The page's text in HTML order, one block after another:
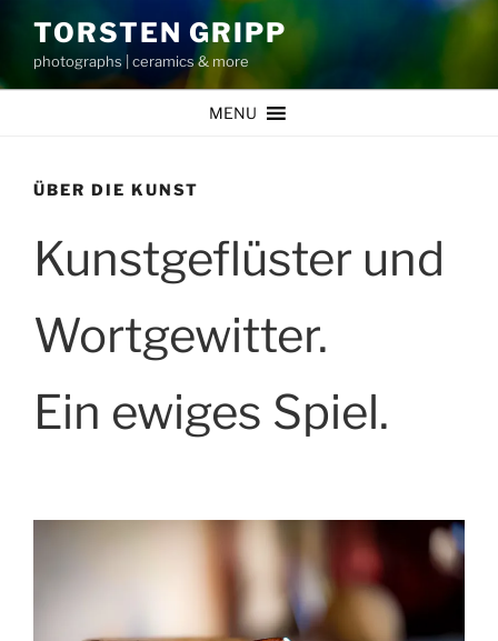
Inhalt
springen
TORSTEN GRIPP
photographs | ceramics & more
MENU
ÜBER DIE KUNST
Kunstgeflüster und
Wortgewitter.
Ein ewiges Spiel.